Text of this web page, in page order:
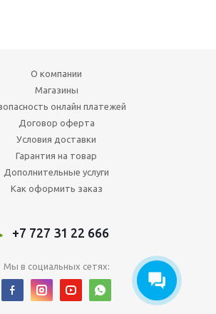
О компании
Магазины
онлайн платежей
Договор оферта
Условия доставки
Гарантия на товар
Дополнительные услуги
Как оформить заказ
+7 727 31 22 666
Мы в социальных сетях: